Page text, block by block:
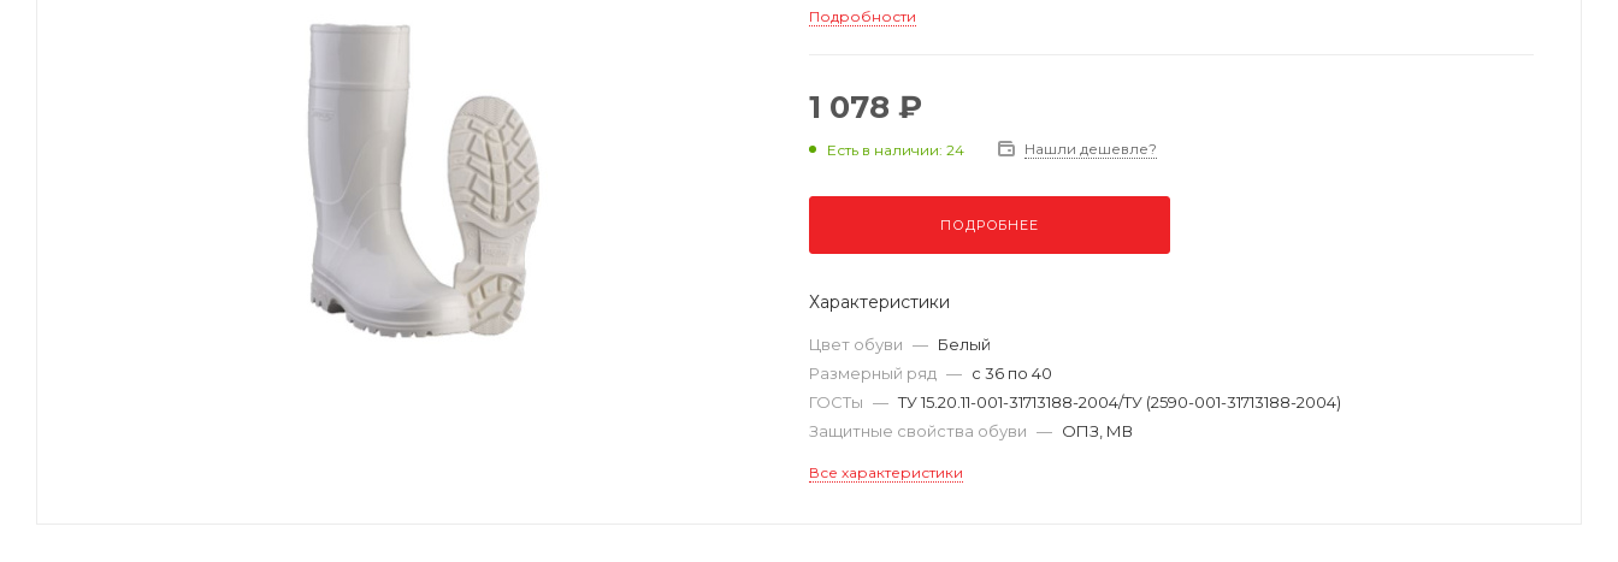
Подробности
1 078 ₽
Есть в наличии: 24 Нашли дешевле?
ПОДРОБНЕЕ
Характеристики
Цвет обуви — Белый
Размерный ряд — с 36 по 40
ГОСТы — ТУ 15.20.11-001-31713188-2004/ТУ (2590-001-31713188-2004)
Защитные свойства обуви — ОПЗ, МВ
Все характеристики